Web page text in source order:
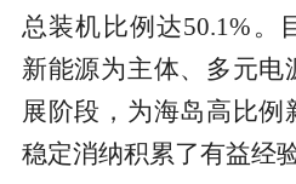
总装机比例达50.1%。
新能源为主体、多元电
展阶段，为海岛高比
稳定消纳积累了有益经验